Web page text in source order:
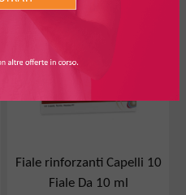
Fiale rinforzanti Capelli 10
Fiale Da 10 ml